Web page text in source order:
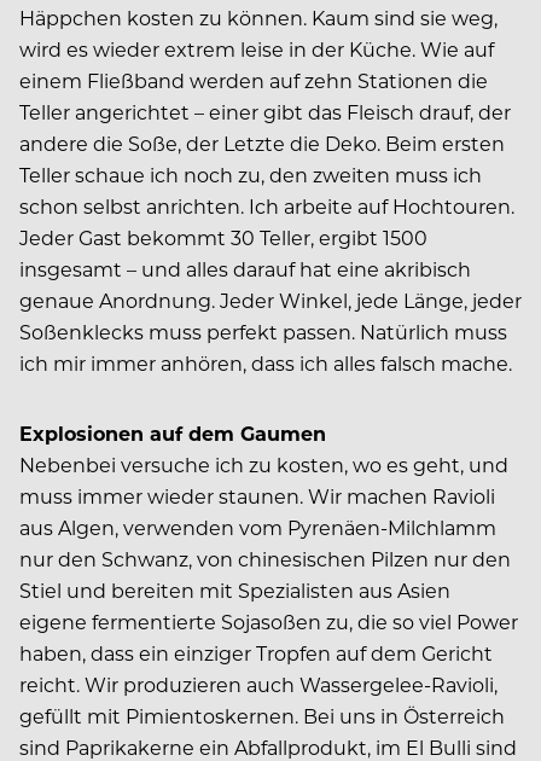
Häppchen kosten zu können. Kaum sind sie weg,
wird es wieder extrem leise in der Küche. Wie auf
einem Fließband werden auf zehn Stationen die
Teller angerichtet – einer gibt das Fleisch drauf, der
andere die Soße, der Letzte die Deko. Beim ersten
Teller schaue ich noch zu, den zweiten muss ich
schon selbst anrichten. Ich arbeite auf Hochtouren.
Jeder Gast bekommt 30 Teller, ergibt 1500
insgesamt – und alles darauf hat eine akribisch
genaue Anordnung. Jeder Winkel, jede Länge, jeder
Soßenklecks muss perfekt passen. Natürlich muss
ich mir immer anhören, dass ich alles falsch mache.
Explosionen auf dem Gaumen
Nebenbei versuche ich zu kosten, wo es geht, und
muss immer wieder staunen. Wir machen Ravioli
aus Algen, verwenden vom Pyrenäen-Milchlamm
nur den Schwanz, von chinesischen Pilzen nur den
Stiel und bereiten mit Spezialisten aus Asien
eigene fermentierte Sojasoßen zu, die so viel Power
haben, dass ein einziger Tropfen auf dem Gericht
reicht. Wir produzieren auch Wassergelee-Ravioli,
gefüllt mit Pimientoskernen. Bei uns in Österreich
sind Paprikakerne ein Abfallprodukt, im El Bulli sind